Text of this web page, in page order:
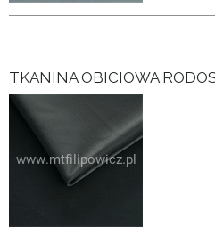
TKANINA OBICIOWA